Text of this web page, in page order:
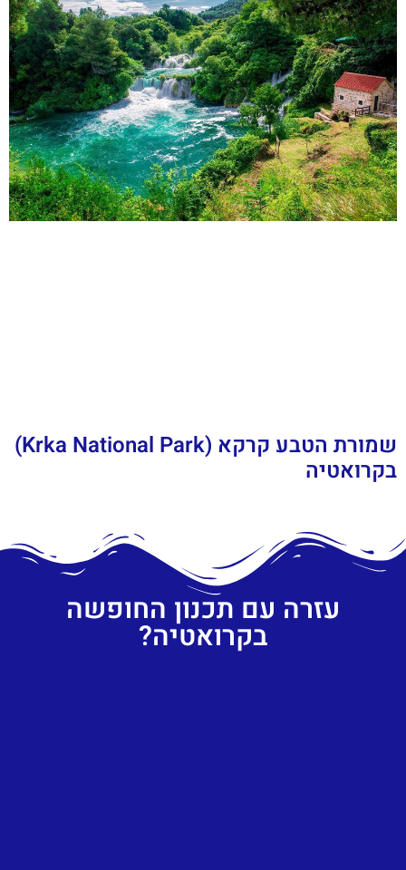
שמורת הטבע קרקא (Krka National Park)
בקרואטיה
עזרה עם תכנון החופשה
בקרואטיה?